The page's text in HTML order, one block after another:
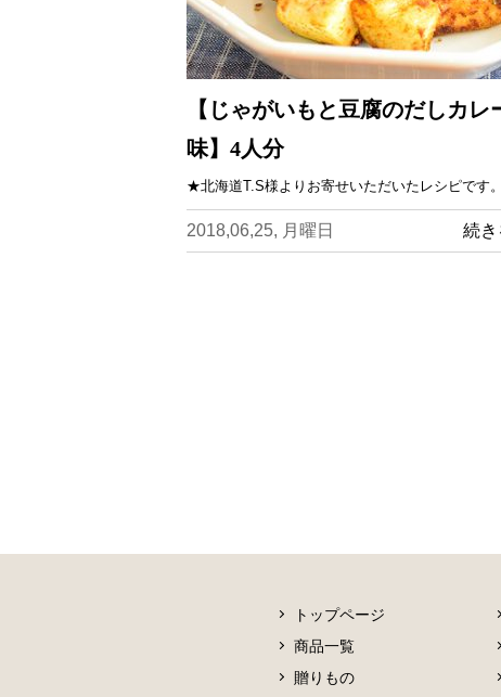
【じゃがいもと豆腐のだしカレ
味】4人分
★北海道T.S様よりお寄せいただいたレシピです。
2018,06,25, 月曜日 続き
トップページ
商品一覧
贈りもの